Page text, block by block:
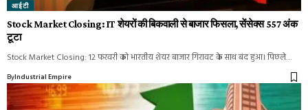
आईटी
Stock Market Closing: IT शेयरों की बिकवाली से बाजार फिसला, सेंसेक्स 557 अंक
टूटा
Stock Market Closing: 12 फरवरी को भारतीय शेयर बाजार गिरावट के साथ बंद हुआ। पिछले…
ByIndustrial Empire